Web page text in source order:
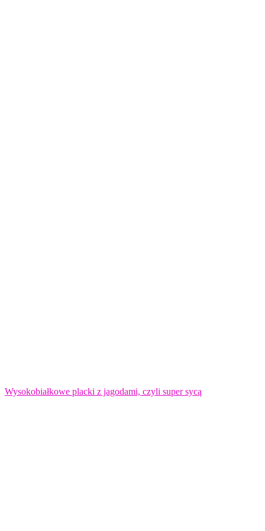
Wysokobiałkowe placki z jagodami, czyli super sycą